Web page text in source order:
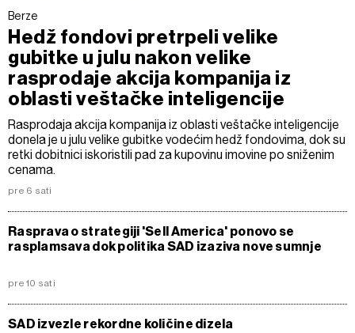
Berze
Hedž fondovi pretrpeli velike
gubitke u julu nakon velike
rasprodaje akcija kompanija iz
oblasti veštačke inteligencije
Rasprodaja akcija kompanija iz oblasti veštačke inteligencije
donela je u julu velike gubitke vodećim hedž fondovima, dok su
retki dobitnici iskoristili pad za kupovinu imovine po sniženim
cenama.
pre 6 sati
Rasprava o strategiji 'Sell America' ponovo se
rasplamsava dok politika SAD izaziva nove sumnje
pre 10 sati
SAD izvezle rekordne količine dizela